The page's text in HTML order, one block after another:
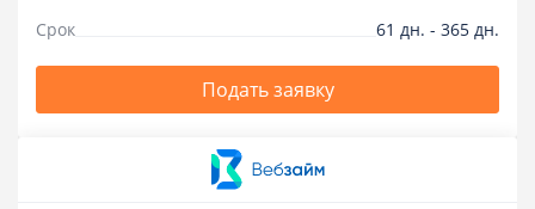
Срок
61 дн. - 365 дн.
Подать заявку